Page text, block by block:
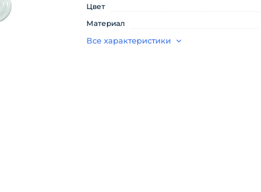
Цвет
Материал
Все характеристики